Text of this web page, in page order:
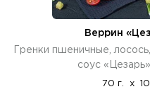
Веррин
Гренки пшеничные,
соус
70 г. x